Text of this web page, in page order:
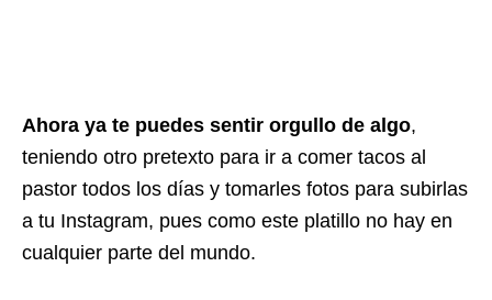
Ahora ya te puedes sentir orgullo de algo,
teniendo otro pretexto para ir a comer tacos al
pastor todos los días y tomarles fotos para subirlas
a tu Instagram, pues como este platillo no hay en
cualquier parte del mundo.